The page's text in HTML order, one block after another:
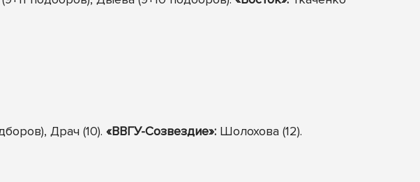
Драч (10). «ВВГУ-Созвездие»: Шолохова (12).